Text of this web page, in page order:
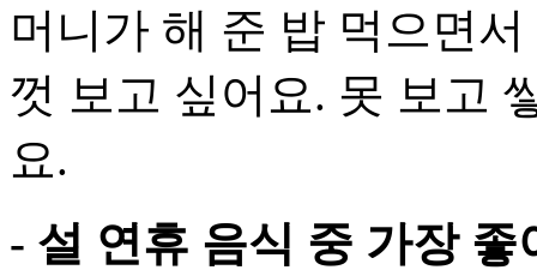
머니가 해 준 밥 먹으면
껏 보고 싶어요. 못 보고
요.
- 설 연휴 음식 중 가장 좋